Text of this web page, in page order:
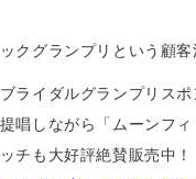
クグランプリという顧
ライダルグランプリス
唱しながら「ムーンフ
チも大好評絶賛販売中！